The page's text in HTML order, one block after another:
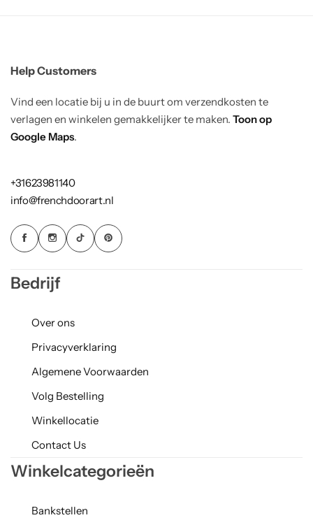
Help Customers
Vind een locatie bij u in de buurt om verzendkosten te
verlagen en winkelen gemakkelijker te maken. Toon op
Google Maps.
+31623981140
info@frenchdoorart.nl
Bedrijf
Over ons
Privacyverklaring
Algemene Voorwaarden
Volg Bestelling
Winkellocatie
Contact Us
Winkelcategorieën
Bankstellen